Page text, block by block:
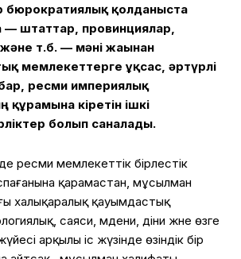
бюрократиялық қолданыста
— штаттар, провинциялар,
т.б. — мәні жағынан
мемлекеттерге ұқсас, әртүрлі
ресми империялық
кіретін ішкі
болып саналады.
де ресми мемлекеттік бірлестік
қарамастан, мұсылман
халықаралық қауымдастық
саяси, мәдени, діни және өзге
арқылы іс жүзінде өзіндік бір